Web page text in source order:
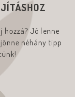
hozzá? Jó lenne
néhány tipp